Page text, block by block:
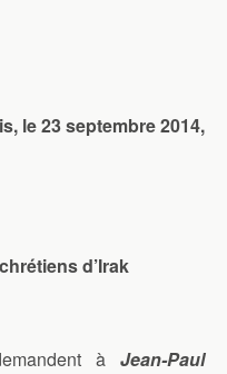
le 23 septembre 2014,
d’Irak
à Jean-Paul